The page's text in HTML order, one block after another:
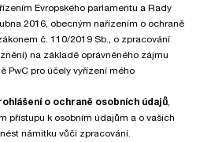
Evropského parlamentu a Rady
2016, obecným nařízením o ochraně
č. 110/2019 Sb., o zpracování
na základě oprávněného zájmu
PwC pro účely vyřízení mého
o ochraně osobních údajů
přístupu k osobním údajům a o vašich
námitku vůči zpracování.